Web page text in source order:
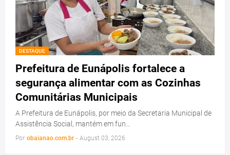
DESTAQUE
Prefeitura de Eunápolis fortalece a
segurança alimentar com as Cozinhas
Comunitárias Municipais
A Prefeitura de Eunápolis, por meio da Secretaria Municipal de
Assistência Social, mantém em fun…
Por obaianao.com.br - August 03, 2026